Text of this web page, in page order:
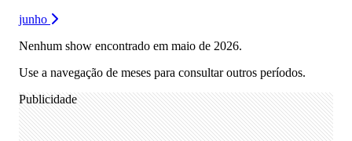
junho
Nenhum show encontrado em maio de 2026.
Use a navegação de meses para consultar outros períodos.
Publicidade